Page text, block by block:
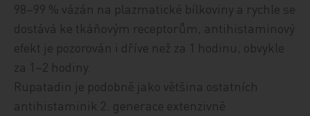
98–99 % vázán na plazmatické bílkoviny a rychle se
dostává ke tkáňovým receptorům, antihistaminový
efekt je pozorován i dříve než za 1 hodinu, obvykle
za 1–2 hodiny.
Rupatadin je podobně jako většina ostatních
antihistaminik 2. generace extenzivně